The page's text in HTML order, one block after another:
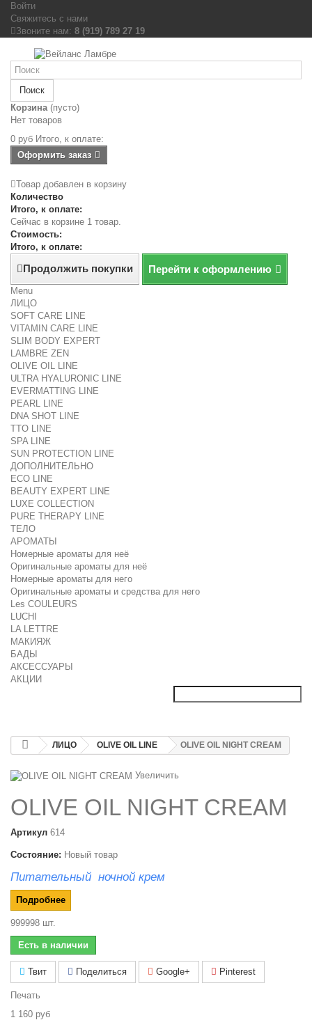
Войти
Свяжитесь с нами
Звоните нам: 8 (919) 789 27 19
Поиск
Корзина (пусто)
Нет товаров
0 руб Итого, к оплате:
Оформить заказ
Товар добавлен в корзину
Количество
Итого, к оплате:
Сейчас в корзине 1 товар.
Стоимость:
Итого, к оплате:
Продолжить покупки Перейти к оформлению
Menu
ЛИЦО
SOFT CARE LINE
VITAMIN CARE LINE
SLIM BODY EXPERT
LAMBRE ZEN
OLIVE OIL LINE
ULTRA HYALURONIC LINE
EVERMATTING LINE
PEARL LINE
DNA SHOT LINE
TTO LINE
SPA LINE
SUN PROTECTION LINE
ДОПОЛНИТЕЛЬНО
ECO LINE
BEAUTY EXPERT LINE
LUXE COLLECTION
PURE THERAPY LINE
ТЕЛО
АРОМАТЫ
Номерные ароматы для неё
Оригинальные ароматы для неё
Номерные ароматы для него
Оригинальные ароматы и средства для него
Les COULEURS
LUCHI
LA LETTRE
МАКИЯЖ
БАДЫ
АКСЕССУАРЫ
АКЦИИ
ЛИЦО OLIVE OIL LINE OLIVE OIL NIGHT CREAM
Увеличить
OLIVE OIL NIGHT CREAM
Артикул 614
Состояние: Новый товар
Питательный ночной крем
Подробнее
999998 шт.
Есть в наличии
Твит Поделиться Google+ Pinterest
Печать
1 160 руб